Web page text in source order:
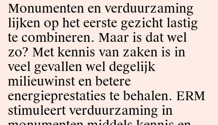
Monumenten en verduurzaming
lijken op het eerste gezicht lastig
te combineren. Maar is dat wel
zo? Met kennis van zaken is in
veel gevallen wel degelijk
milieuwinst en betere
energieprestaties te behalen. ERM
stimuleert verduurzaming in